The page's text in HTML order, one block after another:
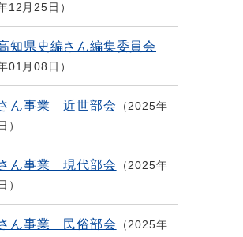
12月25日
知県史編さん編集委員会
01月08日
ん事業 近世部会
2025年
ん事業 現代部会
2025年
ん事業 民俗部会
2025年